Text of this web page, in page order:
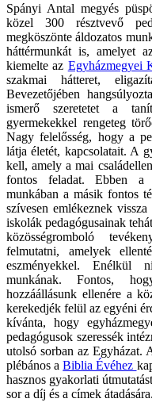
Spányi Antal megyés
közel 300 résztvevő
megköszönte áldozatos
háttérmunkát is, amelyet
kiemelte az Egyházmegyei
szakmai hátteret,
Bevezetőjében
ismerő szeretetet a
gyermekekkel rengeteg
Nagy felelősség, hogy a
látja életét, kapcsolatait. A
kell, amely a mai
fontos feladat. Ebben a
munkában a másik fontos
szívesen emlékeznek
iskolák pedagógusainak
közösségromboló
felmutatni, amelyek
eszményekkel. Enélkül
munkának. Fontos,
hozzáállásunk ellenére a
kerekedjék felül az egyéni
kívánta, hogy
pedagógusok szeressék
utolsó sorban az Egyházat.
plébános aBiblia Évéhez
hasznos gyakorlati
sor a díj és a címek átadására.